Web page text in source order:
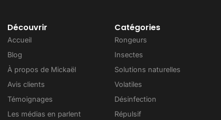
Découvrir
Accueil
Blog
À propos de Mickaël
Avis clients
Témoignages
Les médias en parlent
Catégories
Rongeurs
Insectes
Solutions naturelles
Volatiles
Désinfection
Répulsif